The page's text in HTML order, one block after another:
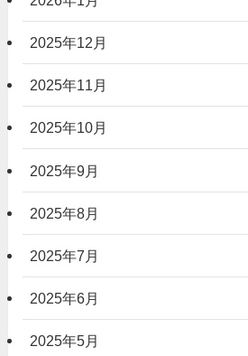
2025年12月
2025年11月
2025年10月
2025年9月
2025年8月
2025年7月
2025年6月
2025年5月